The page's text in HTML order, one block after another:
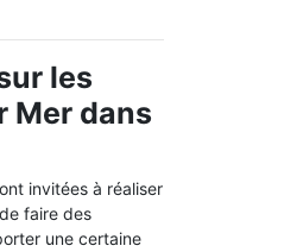
les
Mer dans
invitées à réaliser
faire des
une certaine